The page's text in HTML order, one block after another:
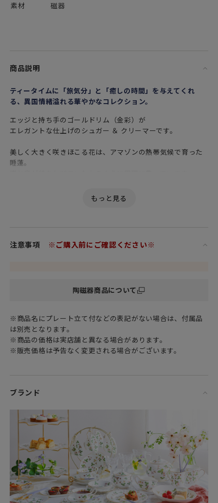
素材
磁器
商品説明
ティータイムに「旅気分」と「癒しの時間」を与えてくれ
る、異国情緒溢れる華やかなコレクション。
エッジと持ち手のゴールドリム（金彩）が
エレガントな仕上げのシュガー ＆ クリーマーです。
美しく大きく咲きほこる花は、アマゾンの熱帯気候で育った
睡蓮。
ヨーロッパからアジアへの色々な旅をテーマにしたコレクシ
多彩でオリエンタルなデザインです。
高級食器の代名詞 ファイン ボーン チャイナ（Fine Bone
china）製。
ホームパーティーやアフタヌーンティーのティータイムのお供
シックなインテリア空間に上質で華やかな雰囲気をプラスし
てくれます。
女性・男性にかかわらず、日頃お世話になっている方、大切
特別な記念日に心を込めた上品な贈り物、お祝いのギフトや
プレゼントとしてだけでなく
頑張った自分へのご褒美としても最適です。
彩りが華やかなワンダーラストのお好きなパターンを組み合
わせて
注意事項 ※ご購入前にご確認ください※
陶磁器商品について
※商品名にプレート立て付などの表記がない場合は、付属品
は別売となります。
※商品の価格は実店舗と異なる場合があります。
※販売価格は予告なく変更される場合がございます。
ブランド